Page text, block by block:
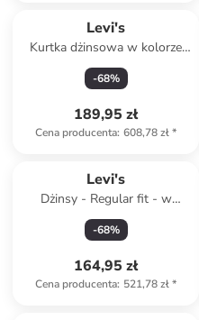
Levi's
Kurtka dżinsowa w kolorze
niebieskim
-68%
189,95 zł
Cena producenta: 608,78 zł*
Levi's
Dżinsy - Regular fit - w
kolorze czarnym
-68%
164,95 zł
Cena producenta: 521,78 zł*